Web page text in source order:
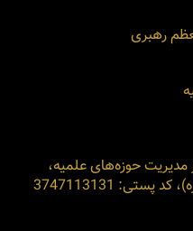
رهبری
مدیریت حوزه‌های علمیه،
3747113131